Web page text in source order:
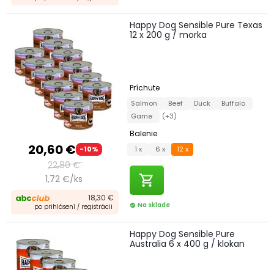
20,60 € -10%
22,80 €
1,72 €/ks
18,30 €
po prihlásení / registrácii
Happy Dog Sensible Pure Texas
12 x 200 g / morka
Príchute
Salmon Beef Duck
Buffalo
Game
(+3)
Balenie
1 x 6 x 12 x
shopping_cart
check_circle Na sklade
Happy Dog Sensible Pure
Australia 6 x 400 g / klokan